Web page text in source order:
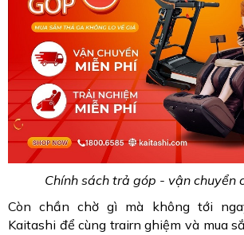
Chính sách trả góp - vận chuyển
Còn chần chờ gì mà không tới
Kaitashi để cùng trairn ghiệm và mua